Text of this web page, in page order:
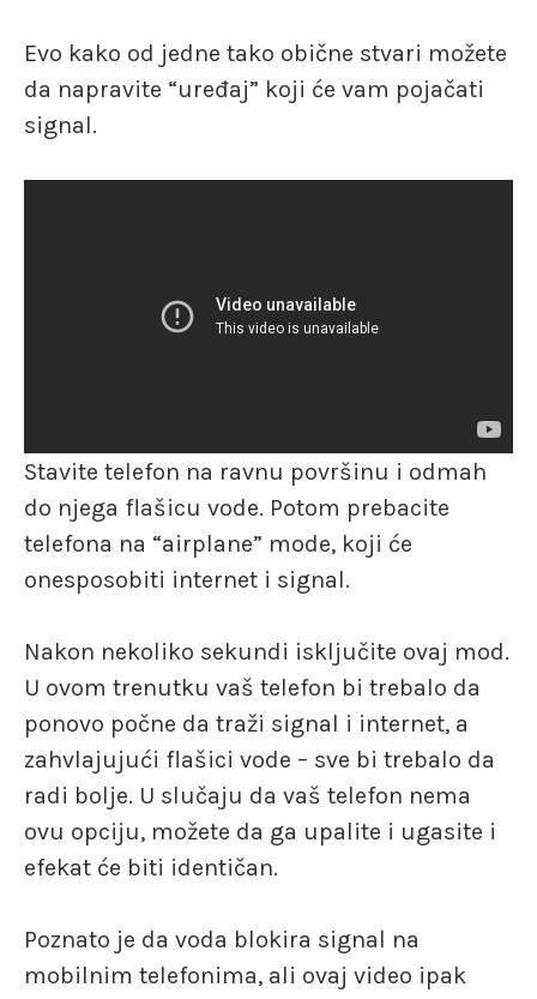
Evo kako od jedne tako obične stvari možete
da napravite “uređaj” koji će vam pojačati
signal.
Stavite telefon na ravnu površinu i odmah
do njega flašicu vode. Potom prebacite
telefona na “airplane” mode, koji će
onesposobiti internet i signal.
Nakon nekoliko sekundi isključite ovaj mod.
U ovom trenutku vaš telefon bi trebalo da
ponovo počne da traži signal i internet, a
zahvlajujući flašici vode – sve bi trebalo da
radi bolje. U slučaju da vaš telefon nema
ovu opciju, možete da ga upalite i ugasite i
efekat će biti identičan.
Poznato je da voda blokira signal na
mobilnim telefonima, ali ovaj video ipak